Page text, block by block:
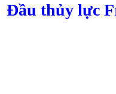
Đầu thủy lực